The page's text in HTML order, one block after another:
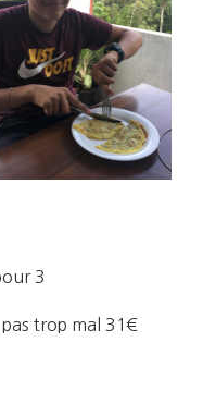
3
trop mal 31€